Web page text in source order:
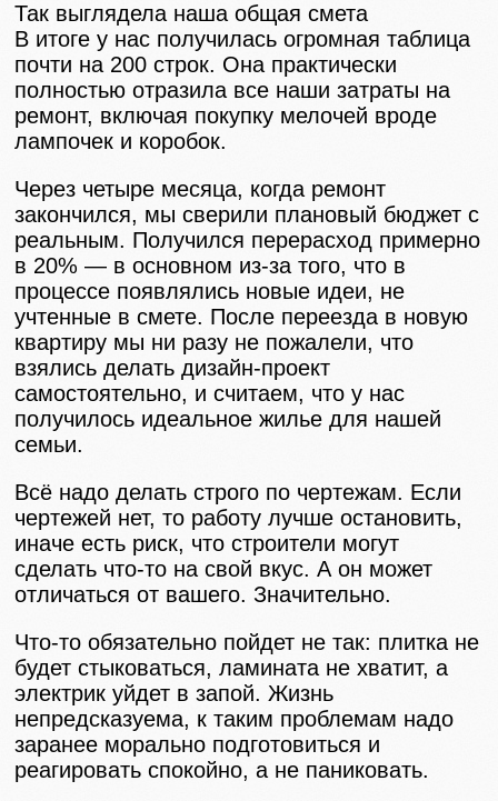
Так выглядела наша общая смета
В итоге у нас получилась огромная таблица
почти на 200 строк. Она практически
полностью отразила все наши затраты на
ремонт, включая покупку мелочей вроде
лампочек и коробок.
Через четыре месяца, когда ремонт
закончился, мы сверили плановый бюджет с
реальным. Получился перерасход примерно
в 20% — в основном из-за того, что в
процессе появлялись новые идеи, не
учтенные в смете. После переезда в новую
квартиру мы ни разу не пожалели, что
взялись делать дизайн-проект
самостоятельно, и считаем, что у нас
получилось идеальное жилье для нашей
семьи.
Всё надо делать строго по чертежам. Если
чертежей нет, то работу лучше остановить,
иначе есть риск, что строители могут
сделать что-то на свой вкус. А он может
отличаться от вашего. Значительно.
Что-то обязательно пойдет не так: плитка не
будет стыковаться, ламината не хватит, а
электрик уйдет в запой. Жизнь
непредсказуема, к таким проблемам надо
заранее морально подготовиться и
реагировать спокойно, а не паниковать.